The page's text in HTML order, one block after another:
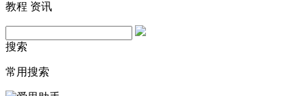
教程 资讯
搜索
常用搜索